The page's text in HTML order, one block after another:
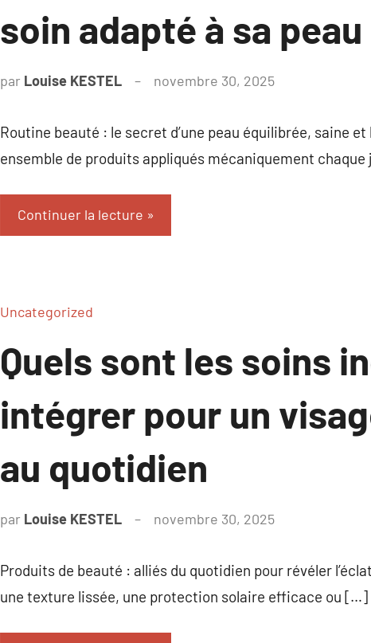
soin adapté à sa peau
par Louise KESTEL novembre 30, 2025
Routine beauté : le secret d’une peau équilibrée, saine
ensemble de produits appliqués mécaniquement
Continuer la lecture
Uncategorized
Quels sont les soins
intégrer pour un
au quotidien
par Louise KESTEL novembre 30, 2025
Produits de beauté : alliés du quotidien pour révéler
une texture lissée, une protection solaire efficace ou […]